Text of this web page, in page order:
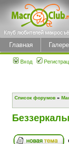
Главная
Вход
Список форумов »